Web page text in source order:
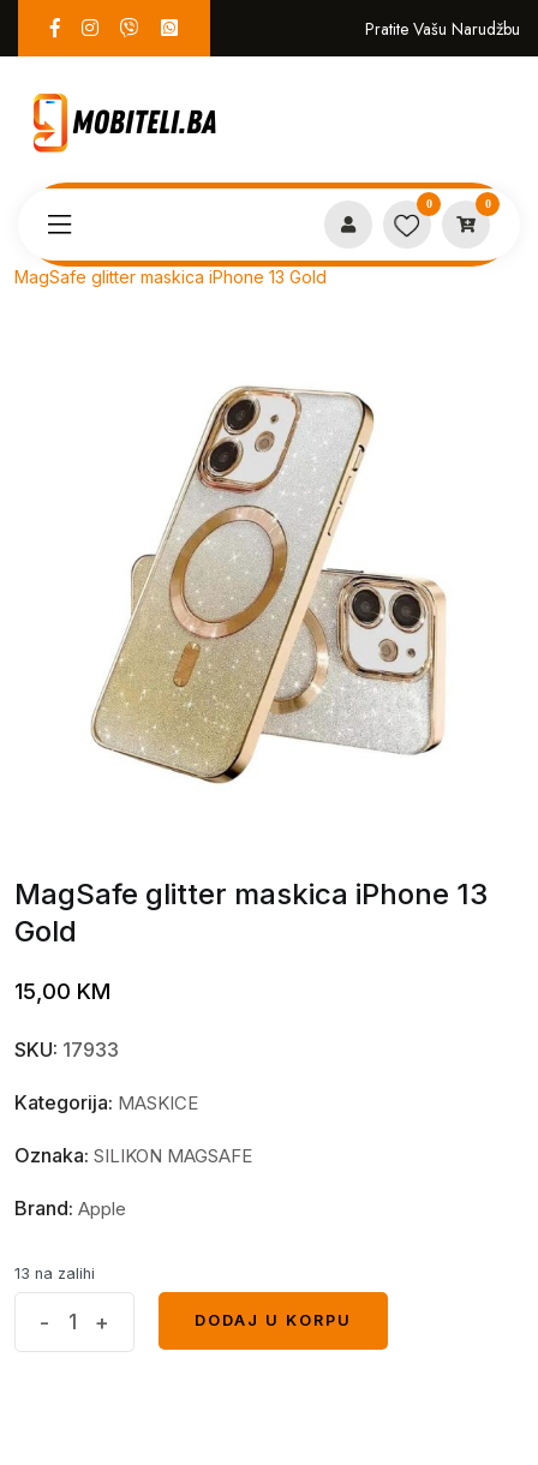
Pratite Vašu Narudžbu
0 0
MagSafe glitter maskica iPhone 13 Gold
MagSafe glitter maskica iPhone 13
Gold
15,00 KM
SKU: 17933
Kategorija: MASKICE
Oznaka: SILIKON MAGSAFE
Brand: Apple
13 na zalihi
- +
DODAJ U KORPU